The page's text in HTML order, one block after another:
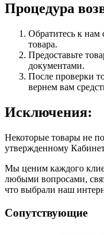
Процедура
Обратитесь к нам
товара.
Предоставьте
документами.
После проверки
вернем вам
Исключения:
Некоторые товары не
утвержденному
Мы ценим каждого
любыми вопросами,
что выбрали наш
Сопутствующие